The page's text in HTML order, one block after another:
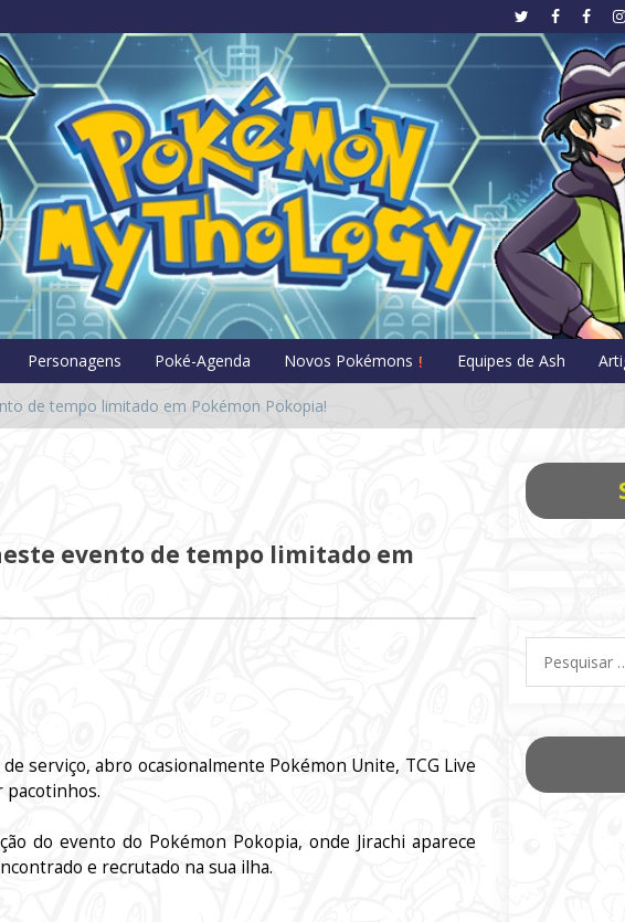
Pokémon Mythology
Personagens Poké-Agenda Novos Pokémons Equipes de Ash
de tempo limitado em Pokémon Pokopia!
evento de tempo limitado em
serviço, abro ocasionalmente Pokémon Unite, TCG Live
pacotinhos.
do evento do Pokémon Pokopia, onde Jirachi aparece
e recrutado na sua ilha.
por: